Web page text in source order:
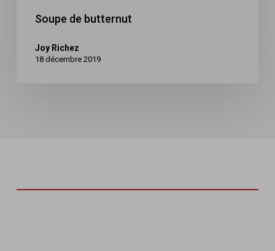
Soupe de butternut
Joy Richez
18 décembre 2019